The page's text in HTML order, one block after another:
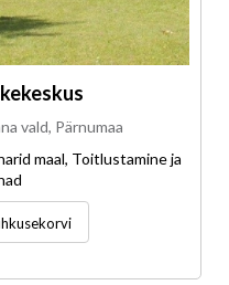
vald, Pärnumaa
maal, Toitlustamine ja